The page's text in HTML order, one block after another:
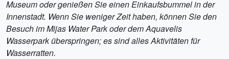
Museum oder genießen Sie einen Einkaufsbummel in der
Innenstadt. Wenn Sie weniger Zeit haben, können Sie den
Besuch im Mijas Water Park oder dem Aquavelis
Wasserpark überspringen; es sind alles Aktivitäten für
Wasserratten.